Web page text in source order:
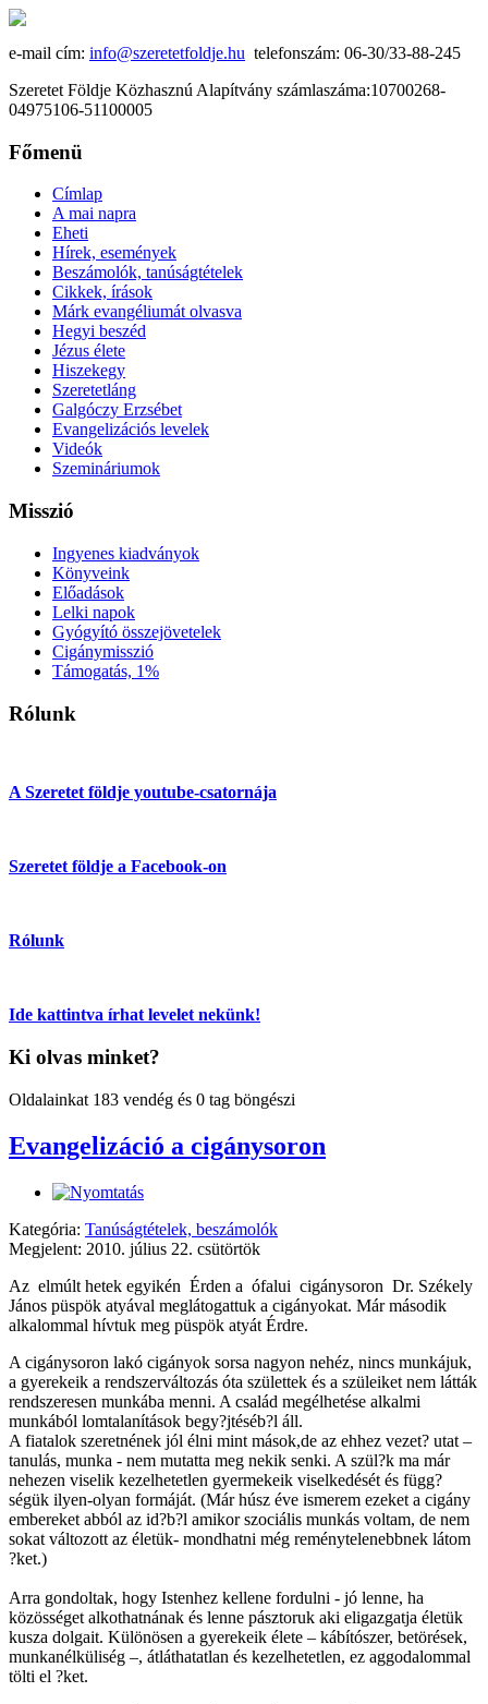
e-mail cím: info@szeretetfoldje.hu telefonszám: 06-30/33-88-245
Szeretet Földje Közhasznú Alapítvány számlaszáma:10700268-
04975106-51100005
Főmenü
Címlap
A mai napra
Eheti
Hírek, események
Beszámolók, tanúságtételek
Cikkek, írások
Márk evangéliumát olvasva
Hegyi beszéd
Jézus élete
Hiszekegy
Szeretetláng
Galgóczy Erzsébet
Evangelizációs levelek
Videók
Szemináriumok
Misszió
Ingyenes kiadványok
Könyveink
Előadások
Lelki napok
Gyógyító összejövetelek
Cigánymisszió
Támogatás, 1%
Rólunk
A Szeretet földje youtube-csatornája
Szeretet földje a Facebook-on
Rólunk
Ide kattintva írhat levelet nekünk!
Ki olvas minket?
Oldalainkat 183 vendég és 0 tag böngészi
Evangelizáció a cigánysoron
Kategória: Tanúságtételek, beszámolók
Megjelent: 2010. július 22. csütörtök
Az elmúlt hetek egyikén Érden a ófalui cigánysoron Dr. Székely
János püspök atyával meglátogattuk a cigányokat. Már második
alkalommal hívtuk meg püspök atyát Érdre.
A cigánysoron lakó cigányok sorsa nagyon nehéz, nincs munkájuk,
a gyerekeik a rendszerváltozás óta születtek és a szüleiket nem látták
rendszeresen munkába menni. A család megélhetése alkalmi
munkából lomtalanítások begy?jtéséb?l áll.
A fiatalok szeretnének jól élni mint mások,de az ehhez vezet? utat –
tanulás, munka - nem mutatta meg nekik senki. A szül?k ma már
nehezen viselik kezelhetetlen gyermekeik viselkedését és függ?
ségük ilyen-olyan formáját. (Már húsz éve ismerem ezeket a cigány
embereket abból az id?b?l amikor szociális munkás voltam, de nem
sokat változott az életük- mondhatni még reménytelenebbnek látom
?ket.)
Arra gondoltak, hogy Istenhez kellene fordulni - jó lenne, ha
közösséget alkothatnának és lenne pásztoruk aki eligazgatja életük
kusza dolgait. Különösen a gyerekeik élete – kábítószer, betörések,
munkanélküliség –, átláthatatlan és kezelhetetlen, ez aggodalommal
tölti el ?ket.